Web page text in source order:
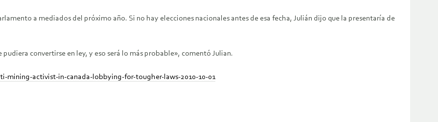
a mediados del próximo año. Si no hay elecciones nacionales antes de esa fecha, Julián dijo que la presentaría de
convertirse en ley, y eso será lo más probable», comentó Julian.
activist-in-canada-lobbying-for-tougher-laws-2010-10-01